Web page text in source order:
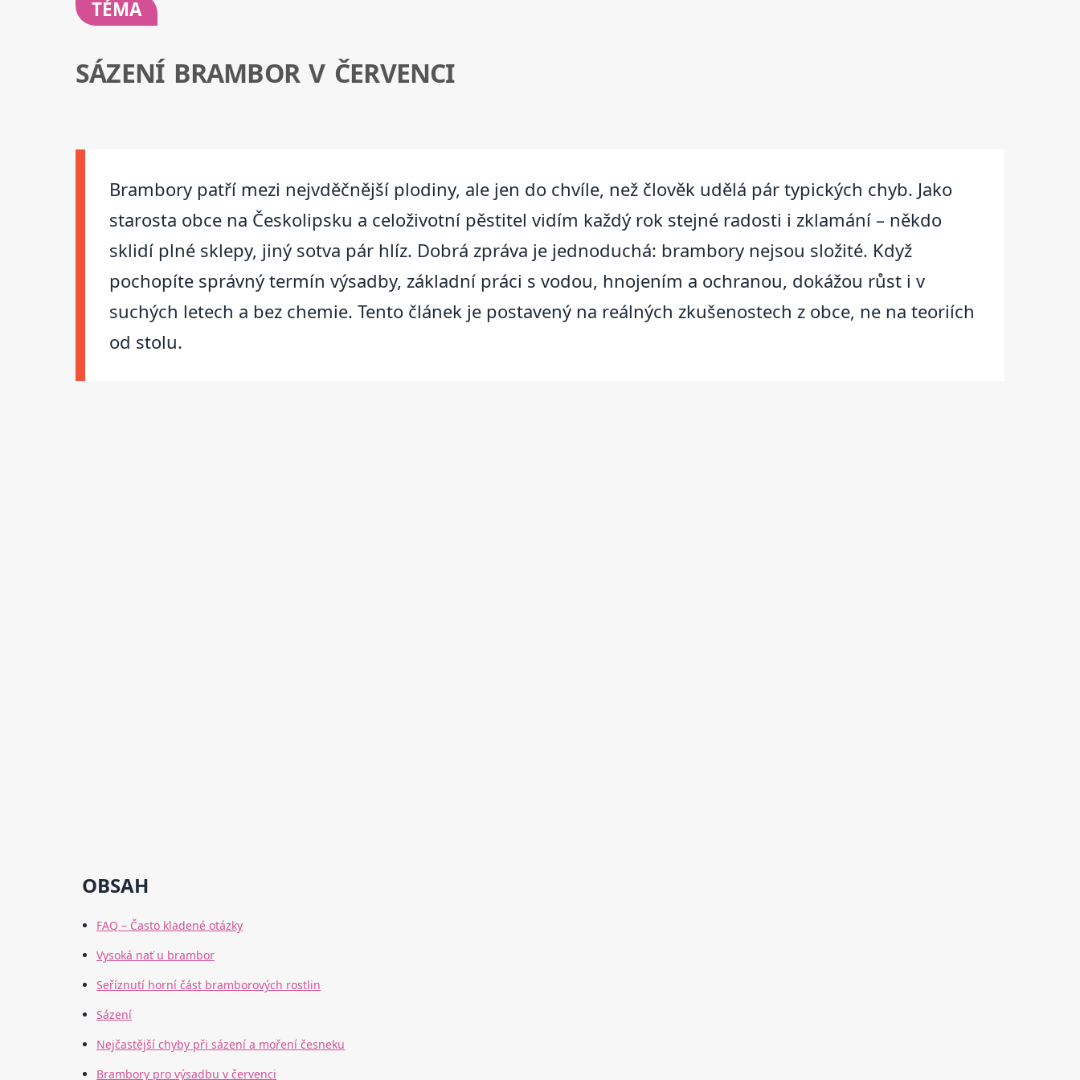
TÉMA
SÁZENÍ BRAMBOR V ČERVENCI
Brambory patří mezi nejvděčnější plodiny, ale jen do chvíle, než člověk udělá pár typických chyb. Jako
starosta obce na Českolipsku a celoživotní pěstitel vidím každý rok stejné radosti i zklamání – někdo
sklidí plné sklepy, jiný sotva pár hlíz. Dobrá zpráva je jednoduchá: brambory nejsou složité. Když
pochopíte správný termín výsadby, základní práci s vodou, hnojením a ochranou, dokážou růst i v
suchých letech a bez chemie. Tento článek je postavený na reálných zkušenostech z obce, ne na teoriích
od stolu.
OBSAH
FAQ – Často kladené otázky
Vysoká nať u brambor
Seříznutí horní část bramborových rostlin
Sázení
Nejčastější chyby při sázení a moření česneku
Brambory pro výsadbu v červenci